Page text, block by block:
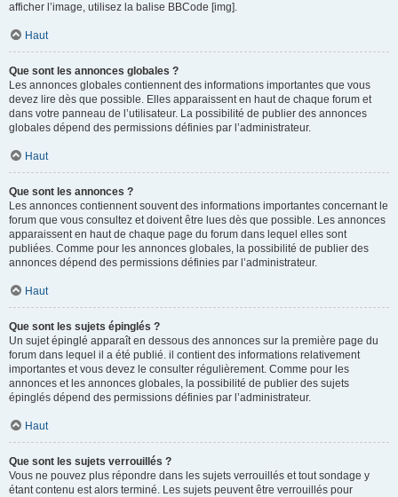
afficher l’image, utilisez la balise BBCode [img].
Haut
Que sont les annonces globales ?
Les annonces globales contiennent des informations importantes que vous
devez lire dès que possible. Elles apparaissent en haut de chaque forum et
dans votre panneau de l’utilisateur. La possibilité de publier des annonces
globales dépend des permissions définies par l’administrateur.
Haut
Que sont les annonces ?
Les annonces contiennent souvent des informations importantes concernant le
forum que vous consultez et doivent être lues dès que possible. Les annonces
apparaissent en haut de chaque page du forum dans lequel elles sont
publiées. Comme pour les annonces globales, la possibilité de publier des
annonces dépend des permissions définies par l’administrateur.
Haut
Que sont les sujets épinglés ?
Un sujet épinglé apparaît en dessous des annonces sur la première page du
forum dans lequel il a été publié. il contient des informations relativement
importantes et vous devez le consulter régulièrement. Comme pour les
annonces et les annonces globales, la possibilité de publier des sujets
épinglés dépend des permissions définies par l’administrateur.
Haut
Que sont les sujets verrouillés ?
Vous ne pouvez plus répondre dans les sujets verrouillés et tout sondage y
étant contenu est alors terminé. Les sujets peuvent être verrouillés pour